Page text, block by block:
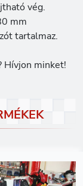
vég.
mm
tartalmaz.
Hívjon minket!